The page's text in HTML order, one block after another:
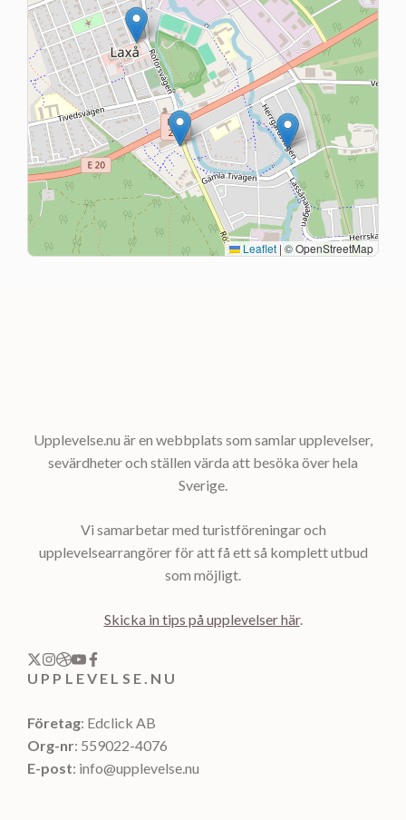
Leaflet | © OpenStreetMap
Upplevelse.nu är en webbplats som samlar upplevelser,
sevärdheter och ställen värda att besöka över hela
Sverige.
Vi samarbetar med turistföreningar och
upplevelsearrangörer för att få ett så komplett utbud
som möjligt.
Skicka in tips på upplevelser här.
UPPLEVELSE.NU
Företag: Edclick AB
Org-nr: 559022-4076
E-post: info@upplevelse.nu